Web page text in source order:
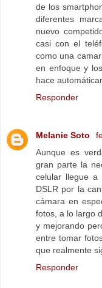
de los
diferentes
nuevo
casi con el
como una
en enfoque y
hace
Responder
Melanie Soto
Aunque es
gran parte la
celular llegue a
DSLR por la
cámara en
fotos, a lo largo
y mejorando
entre tomar
que realmente
Responder